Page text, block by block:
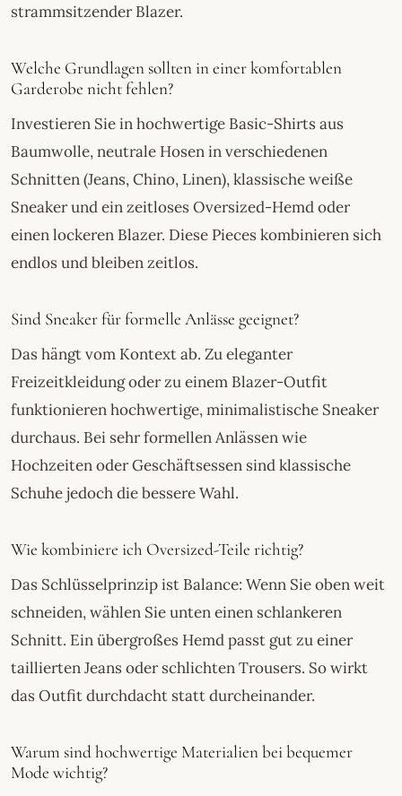
strammsitzender Blazer.
Welche Grundlagen sollten in einer komfortablen
Garderobe nicht fehlen?
Investieren Sie in hochwertige Basic-Shirts aus
Baumwolle, neutrale Hosen in verschiedenen
Schnitten (Jeans, Chino, Linen), klassische weiße
Sneaker und ein zeitloses Oversized-Hemd oder
einen lockeren Blazer. Diese Pieces kombinieren sich
endlos und bleiben zeitlos.
Sind Sneaker für formelle Anlässe geeignet?
Das hängt vom Kontext ab. Zu eleganter
Freizeitkleidung oder zu einem Blazer-Outfit
funktionieren hochwertige, minimalistische Sneaker
durchaus. Bei sehr formellen Anlässen wie
Hochzeiten oder Geschäftsessen sind klassische
Schuhe jedoch die bessere Wahl.
Wie kombiniere ich Oversized-Teile richtig?
Das Schlüsselprinzip ist Balance: Wenn Sie oben weit
schneiden, wählen Sie unten einen schlankeren
Schnitt. Ein übergroßes Hemd passt gut zu einer
taillierten Jeans oder schlichten Trousers. So wirkt
das Outfit durchdacht statt durcheinander.
Warum sind hochwertige Materialien bei bequemer
Mode wichtig?